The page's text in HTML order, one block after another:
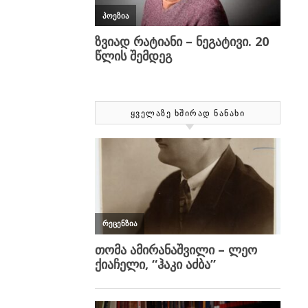
ᲧᲕᲔᲚᲐᲖᲔ ᲮᲨᲘᲠᲐᲓ ᲜᲐᲜᲐᲮᲘ